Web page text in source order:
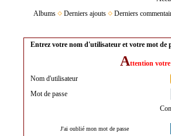
Albums
Derniers ajouts Derniers
Entrez votre nom d'utilisateur et votre mot de
Attention votre
Nom d'utilisateur
Mot de passe
J'ai oublié mon mot de passe